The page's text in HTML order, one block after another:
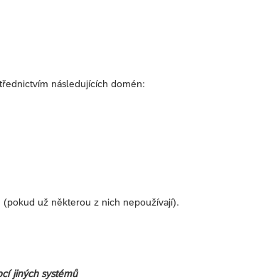
následujících domén:
už některou z nich nepoužívají).
jiných systémů